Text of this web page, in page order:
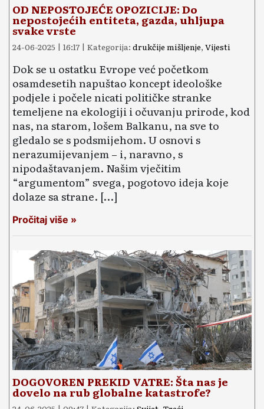
OD NEPOSTOJEĆE OPOZICIJE: Do
nepostojećih entiteta, gazda, uhljupa
svake vrste
24-06-2025 | 16:17 | Kategorija: drukčije mišljenje, Vijesti
Dok se u ostatku Evrope već početkom
osamdesetih napuštao koncept ideološke
podjele i počele nicati političke stranke
temeljene na ekologiji i očuvanju prirode, kod
nas, na starom, lošem Balkanu, na sve to
gledalo se s podsmijehom. U osnovi s
nerazumijevanjem – i, naravno, s
nipodaštavanjem. Našim vječitim
“argumentom” svega, pogotovo ideja koje
dolaze sa strane. […]
Pročitaj više »
DOGOVOREN PREKID VATRE: Šta nas je
dovelo na rub globalne katastrofe?